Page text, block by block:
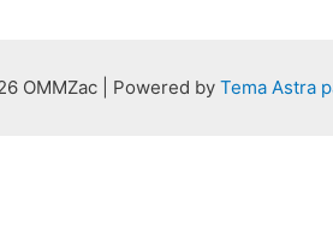
OMMZac | Powered by Tema Astra